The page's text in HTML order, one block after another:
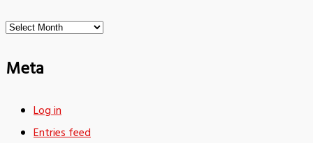
Archives
Meta
Log in
Entries feed